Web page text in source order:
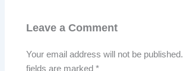
Leave a Comment
Your email address will not be published.
fields are marked*